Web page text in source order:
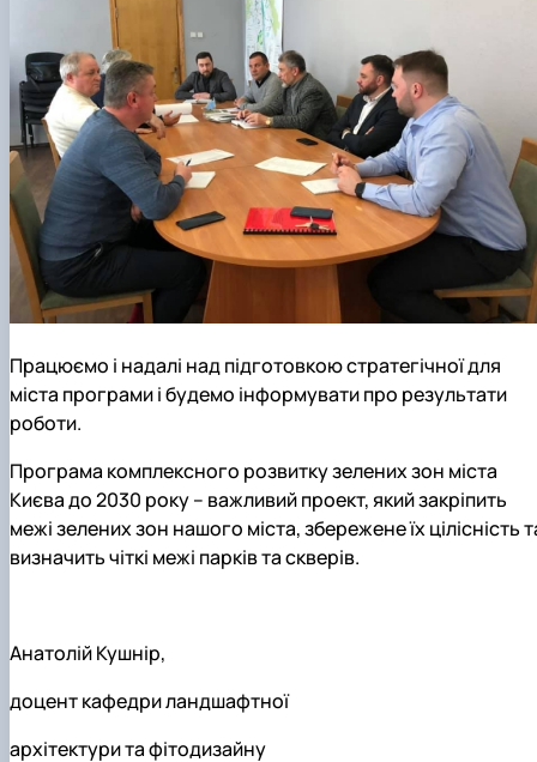
Працюємо і надалі над підготовкою стратегічної для
міста програми і будемо інформувати про результати
роботи.
Програма комплексного розвитку зелених зон міста
Києва до 2030 року – важливий проект, який закріпить
межі зелених зон нашого міста, збережене їх цілісність
визначить чіткі межі парків та скверів.
Анатолій Кушнір,
доцент кафедри ландшафтної
архітектури та фітодизайну